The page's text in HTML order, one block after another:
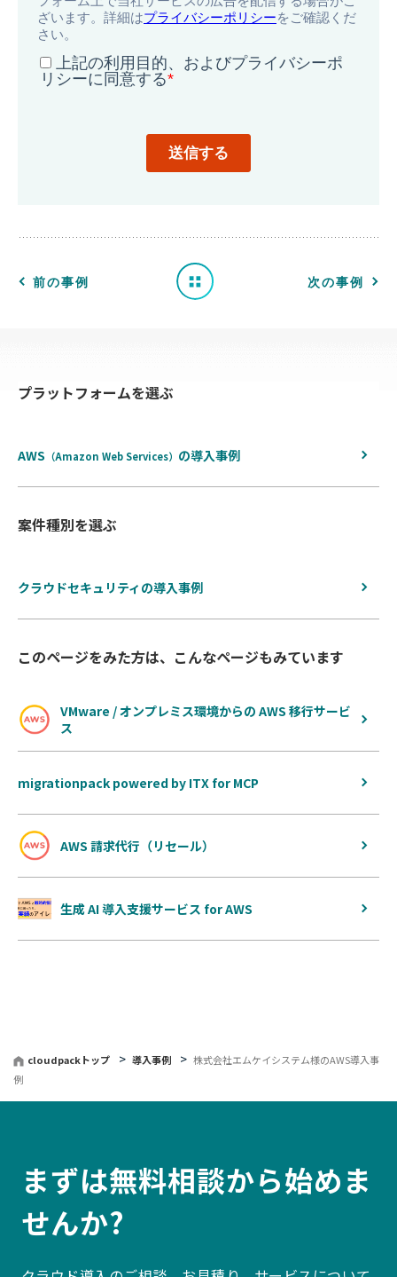
前の事例
例
一 次の事例
プラットフォームを選ぶ
AWS （Amazon Web Services） の導入事例
案件種別を選ぶ
クラウドセキュリティの導入事例
このページをみた方は、こんなページもみています
VMware / オンプレミス環境からの AWS 移行サービ
ス
migrationpack powered by ITX for MCP
AWS 請求代行（リセール）
生成 AI 導入支援サービス for AWS
cloudpackトップ 導入事例
株式会社エムケイシステム様のAWS導入事
例
まずは無料相談から始めま
せんか?